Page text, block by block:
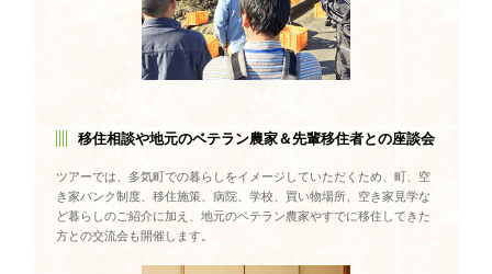
移住相談や地元のベテラン農家＆先輩移住者との座談会
ツアーでは、多気町での暮らしをイメージしていただくため、町、空
き家バンク制度、移住施策、病院、学校、買い物場所、空き家見学な
ど暮らしのご紹介に加え、地元のベテラン農家やすでに移住してきた
方との交流会も開催します。